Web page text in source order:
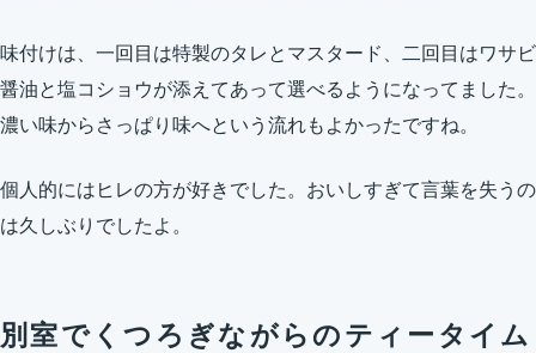
味付けは、一回目は特製のタレとマスタード、二回目はワサビ
醤油と塩コショウが添えてあって選べるようになってました。
濃い味からさっぱり味へという流れもよかったですね。
個人的にはヒレの方が好きでした。おいしすぎて言葉を失うの
は久しぶりでしたよ。
別室でくつろぎながらのティータイム